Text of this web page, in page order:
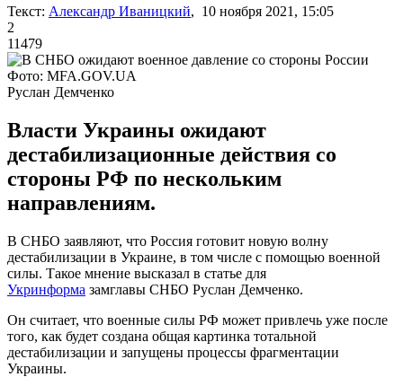
Текст: Александр Иваницкий, 10 ноября 2021, 15:05
2
11479
Фото: MFA.GOV.UA
Руслан Демченко
Власти Украины ожидают
дестабилизационные действия со
стороны РФ по нескольким
направлениям.
В СНБО заявляют, что Россия готовит новую волну
дестабилизации в Украине, в том числе с помощью военной
силы. Такое мнение высказал в статье для
Укринформа замглавы СНБО Руслан Демченко.
Он считает, что военные силы РФ может привлечь уже после
того, как будет создана общая картинка тотальной
дестабилизации и запущены процессы фрагментации
Украины.